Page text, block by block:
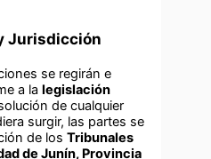
Jurisdicción
se regirán e
a la legislación
de cualquier
surgir, las partes se
de losTribunales
de Junín, Provincia